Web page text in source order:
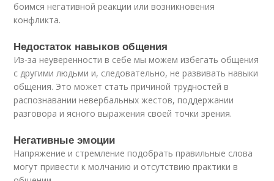
боимся негативной реакции или возникновения
конфликта.
Недостаток навыков общения
Из-за неуверенности в себе мы можем избегать общения
с другими людьми и, следовательно, не развивать навыки
общения. Это может стать причиной трудностей в
распознавании невербальных жестов, поддержании
разговора и ясного выражения своей точки зрения.
Негативные эмоции
Напряжение и стремление подобрать правильные слова
могут привести к молчанию и отсутствию практики в